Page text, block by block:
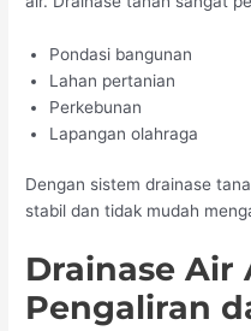
Pondasi bangunan
Lahan pertanian
Perkebunan
Lapangan olahraga
Dengan sistem drainase
stabil dan tidak mudah
Drainase Air
Pengaliran